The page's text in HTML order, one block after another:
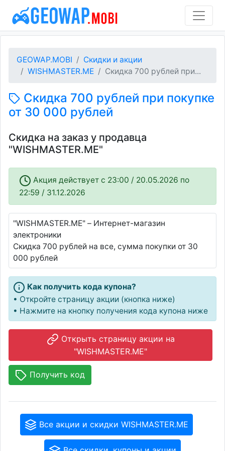
GEOWAP.MOBI
Скидки и акции
WISHMASTER.ME
Скидка 700 рублей при...
Скидка 700 рублей при покупке
от 30 000 рублей
Скидка на заказ у продавца
"WISHMASTER.ME"
Акция действует c 23:00 / 20.05.2026 по
22:59 / 31.12.2026
"WISHMASTER.ME" – Интернет-магазин
электроники
Скидка 700 рублей на все, сумма покупки от 30
000 рублей
Как получить кода купона?
• Откройте страницу акции (кнопка ниже)
• Нажмите на кнопку получения кода купона ниже
Открыть страницу акции на
"WISHMASTER.ME"
Получить код
Все акции и скидки WISHMASTER.ME